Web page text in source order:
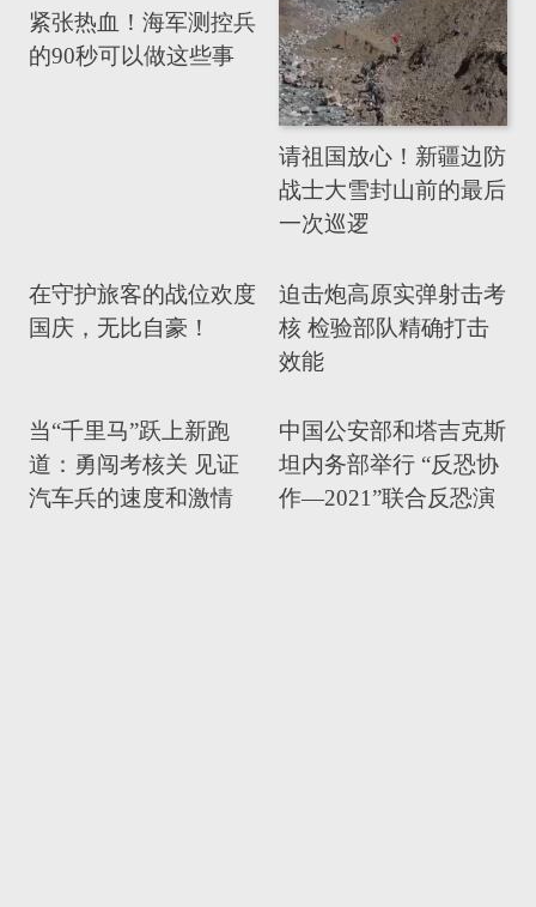
紧张热血！海军测控兵
的90秒可以做这些事
请祖国放心！新疆边防
战士大雪封山前的最后
一次巡逻
在守护旅客的战位欢度
国庆，无比自豪！
迫击炮高原实弹射击考
核 检验部队精确打击
效能
当“千里马”跃上新跑
道：勇闯考核关 见证
汽车兵的速度和激情
中国公安部和塔吉克斯
坦内务部举行 “反恐协
作—2021”联合反恐演